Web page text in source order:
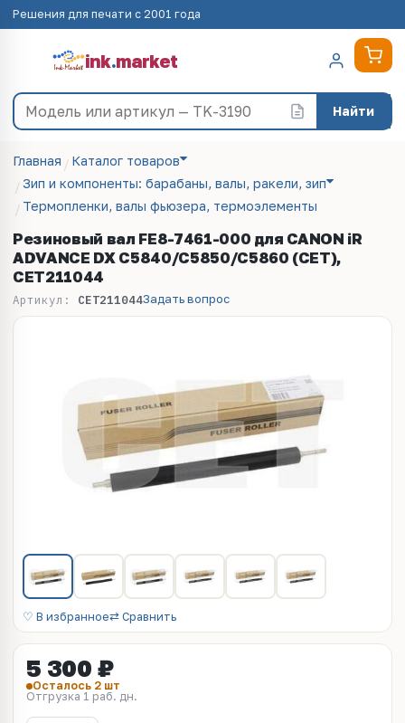
Решения для печати с 2001 года
ink.market
Найти
Главная
Каталог товаров
Зип и компоненты: барабаны, валы, ракели, зип
Термопленки, валы фьюзера, термоэлементы
Резиновый вал FE8-7461-000 для CANON iR
ADVANCE DX C5840/C5850/C5860 (CET),
CET211044
Артикул: CET211044Задать вопрос
♡ В избранное⇄ Сравнить
5 300 ₽
Осталось 2 шт
Отгрузка 1 раб. дн.